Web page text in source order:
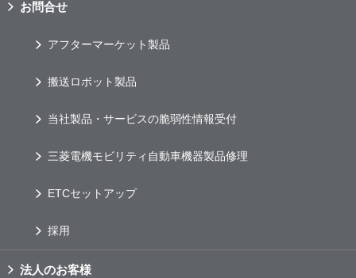
お問合せ
アフターマーケット製品
搬送ロボット製品
当社製品・サービスの脆弱性情報受付
三菱電機モビリティ自動車機器製品修理
ETCセットアップ
採用
法人のお客様